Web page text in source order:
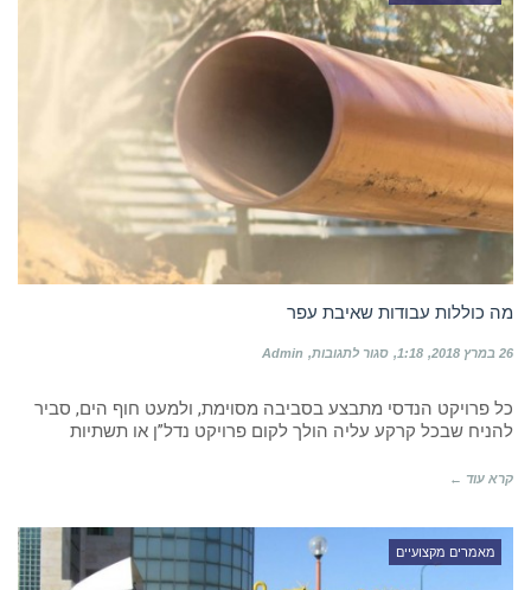
מה כוללות עבודות שאיבת עפר
26 במרץ 2018 1:18 סגור לתגובות על
עבודות
שאיבת
Admin
כל פרויקט הנדסי מתבצע בסביבה מסוימת, ולמעט חוף הים, סביר
להניח שבכל קרקע עליה הולך לקום פרויקט נדל”ן או תשתיות
קרא עוד ←
מאמרים מקצועיים